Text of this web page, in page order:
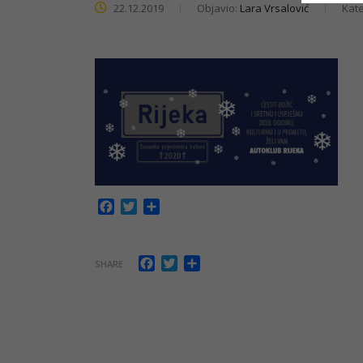
22.12.2019 Objavio: Lara Vrsalović
Facebook
Twitter
SHARE Facebook
Twitter